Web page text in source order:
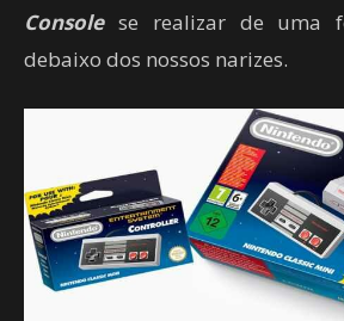
Consolese realizar de uma
debaixo dos nossos narizes.